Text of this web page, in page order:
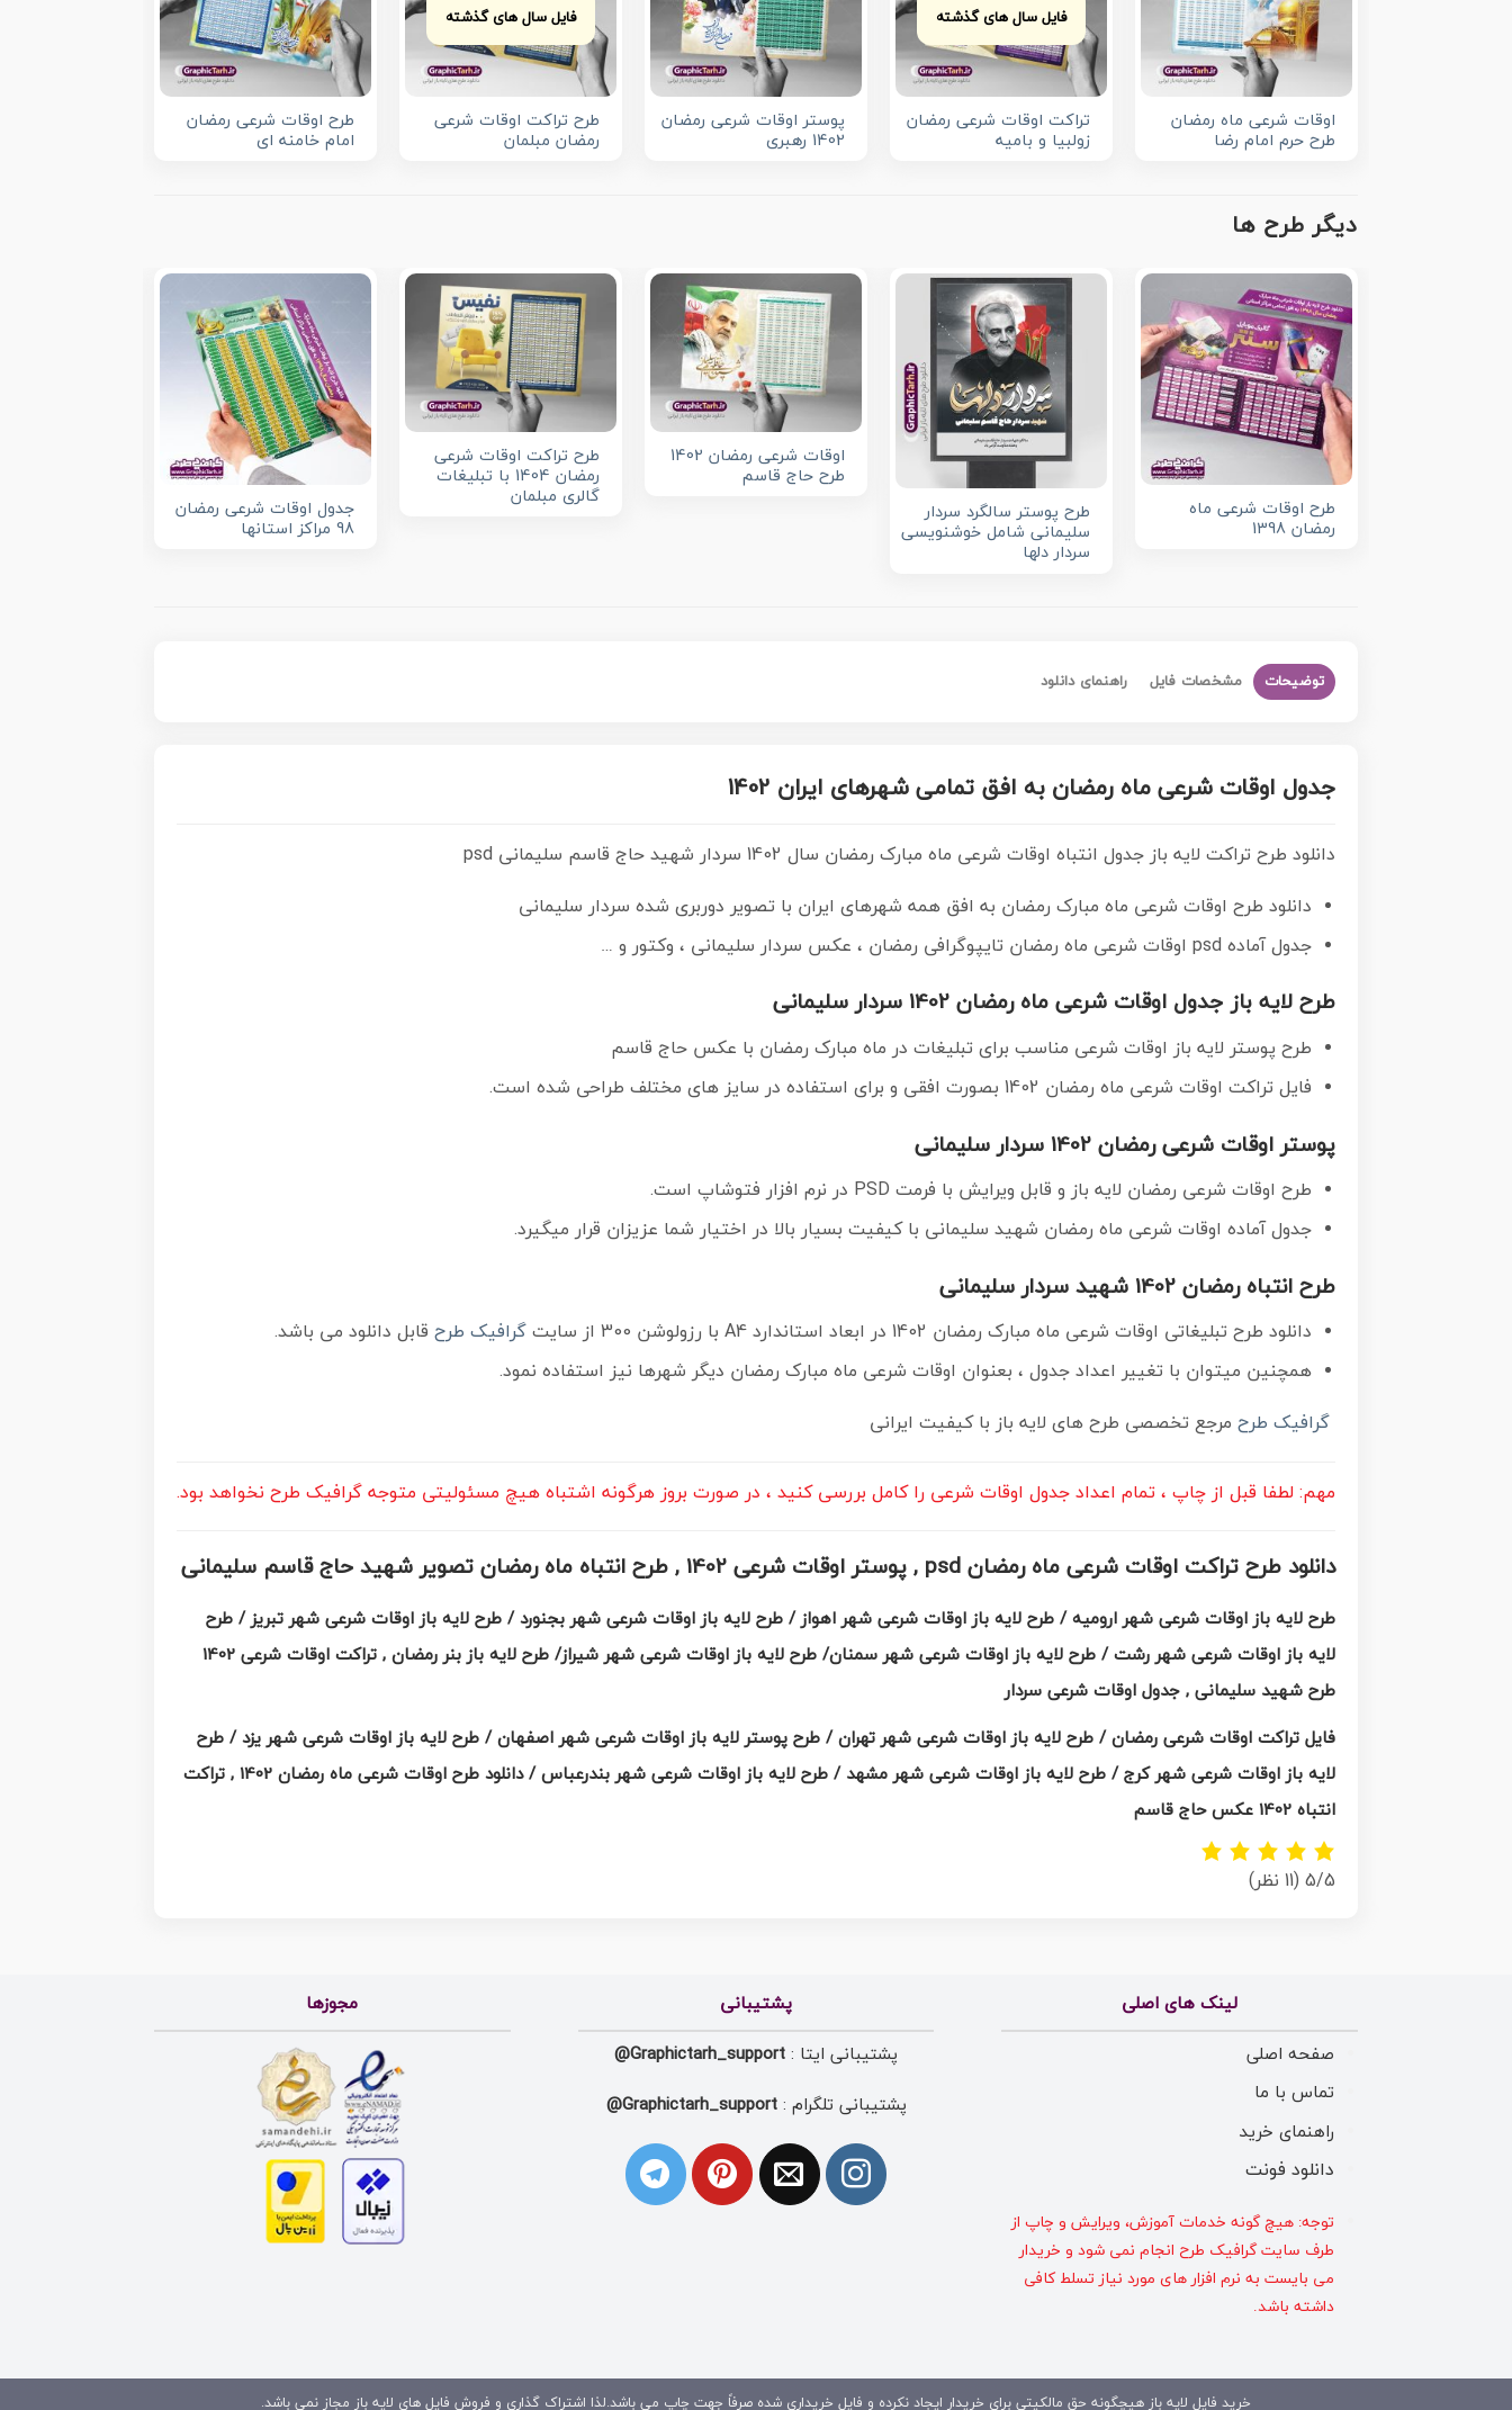
اوقات شرعی ماه رمضان
طرح حرم امام رضا
فایل سال های گذشته
تراکت اوقات شرعی رمضان
زولبیا و بامیه
پوستر اوقات شرعی رمضان
1402 رهبری
فایل سال های گذشته
طرح تراکت اوقات شرعی
رمضان مبلمان
طرح اوقات شرعی رمضان
امام خامنه ای
دیگر طرح ها
طرح اوقات شرعی ماه
رمضان 1398
طرح پوستر سالگرد سردار
سلیمانی شامل خوشنویسی
سردار دلها
اوقات شرعی رمضان 1402
طرح حاج قاسم
طرح تراکت اوقات شرعی
رمضان 1404 با تبلیغات
گالری مبلمان
جدول اوقات شرعی رمضان
98 مراکز استانها
توضیحات مشخصات فایل راهنمای دانلود
جدول اوقات شرعی ماه رمضان به افق تمامی شهرهای ایران 1402
دانلود طرح تراکت لایه باز جدول انتباه اوقات شرعی ماه مبارک رمضان سال 1402 سردار شهید حاج قاسم سلیمانی psd
دانلود طرح اوقات شرعی ماه مبارک رمضان به افق همه شهرهای ایران با تصویر دوربری شده سردار سلیمانی
جدول آماده psd اوقات شرعی ماه رمضان تایپوگرافی رمضان ، عکس سردار سلیمانی ، وکتور و …
طرح لایه باز جدول اوقات شرعی ماه رمضان 1402 سردار سلیمانی
طرح پوستر لایه باز اوقات شرعی مناسب برای تبلیغات در ماه مبارک رمضان با عکس حاج قاسم
فایل تراکت اوقات شرعی ماه رمضان 1402 بصورت افقی و برای استفاده در سایز های مختلف طراحی شده است.
پوستر اوقات شرعی رمضان 1402 سردار سلیمانی
طرح اوقات شرعی رمضان لایه باز و قابل ویرایش با فرمت PSD در نرم افزار فتوشاپ است.
جدول آماده اوقات شرعی ماه رمضان شهید سلیمانی با کیفیت بسیار بالا در اختیار شما عزیزان قرار میگیرد.
طرح انتباه رمضان 1402 شهید سردار سلیمانی
دانلود طرح تبلیغاتی اوقات شرعی ماه مبارک رمضان 1402 در ابعاد استاندارد A4 با رزولوشن 300 از سایت گرافیک طرحقابل دانلود می باشد.
همچنین میتوان با تغییر اعداد جدول ، بعنوان اوقات شرعی ماه مبارک رمضان دیگر شهرها نیز استفاده نمود.
گرافیک طرح مرجع تخصصی طرح های لایه باز با کیفیت ایرانی
مهم: لطفا قبل از چاپ ، تمام اعداد جدول اوقات شرعی را کامل بررسی کنید ، در صورت بروز هرگونه اشتباه هیچ مسئولیتی متوجه گرافیک طرح نخواهد بود.
دانلود طرح تراکت اوقات شرعی ماه رمضان psd , پوستر اوقات شرعی 1402 , طرح انتباه ماه رمضان تصویر شهید حاج قاسم سلیمانی
طرح لایه باز اوقات شرعی شهر ارومیه / طرح لایه باز اوقات شرعی شهر اهواز / طرح لایه باز اوقات شرعی شهر بجنورد / طرح لایه باز اوقات شرعی شهر تبریز / طرح
لایه باز اوقات شرعی شهر رشت / طرح لایه باز اوقات شرعی شهر سمنان/ طرح لایه باز اوقات شرعی شهر شیراز/ طرح لایه باز بنر رمضان , تراکت اوقات شرعی 1402
طرح شهید سلیمانی , جدول اوقات شرعی سردار
فایل تراکت اوقات شرعی رمضان / طرح لایه باز اوقات شرعی شهر تهران / طرح پوستر لایه باز اوقات شرعی شهر اصفهان / طرح لایه باز اوقات شرعی شهر یزد / طرح
لایه باز اوقات شرعی شهر کرج / طرح لایه باز اوقات شرعی شهر مشهد / طرح لایه باز اوقات شرعی شهر بندرعباس / دانلود طرح اوقات شرعی ماه رمضان 1402 , تراکت
انتباه 1402 عکس حاج قاسم
5/5 (11 نظر)
لینک های اصلی
صفحه اصلی
تماس با ما
راهنمای خرید
دانلود فونت
توجه: هیچ گونه خدمات آموزش، ویرایش و چاپ از
طرف سایت گرافیک طرح انجام نمی شود و خریدار
می بایست به نرم افزار های مورد نیاز تسلط کافی
داشته باشد.
پشتیبانی
پشتیبانی ایتا : Graphictarh_support@
پشتیبانی تلگرام :Graphictarh_support@
مجوزها
خرید فایل لایه باز هیچگونه حق مالکیتی برای خریدار ایجاد نکرده و فایل خریداری شده صرفاً جهت چاپ می باشد.لذا اشتراک گذاری و فروش فایل های لایه باز مجاز نمی باشد.